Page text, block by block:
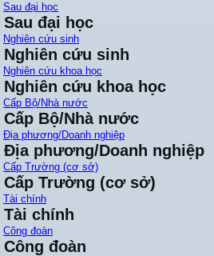
Sau đại học
Sau đại học
Nghiên cứu sinh
Nghiên cứu sinh
Nghiên cứu khoa học
Nghiên cứu khoa học
Cấp Bộ/Nhà nước
Cấp Bộ/Nhà nước
Địa phương/Doanh nghiệp
Địa phương/Doanh nghiệp
Cấp Trường (cơ sở)
Cấp Trường (cơ sở)
Tài chính
Tài chính
Công đoàn
Công đoàn